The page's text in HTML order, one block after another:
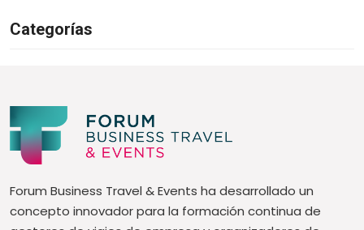
Categorías
Forum Business Travel & Events ha desarrollado un
concepto innovador para la formación continua de